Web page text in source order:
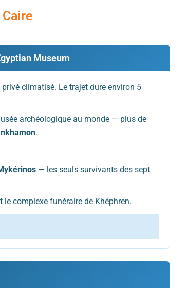
Museum
climatisé. Le trajet dure environ 5
archéologique au monde — plus de
.
— les seuls survivants des sept
le complexe funéraire de Khéphren.